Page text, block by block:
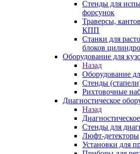
Стенды для
форсунок
Траверсы,
КПП
Станки для
блоков
Оборудование для
Назад
Оборудование
Стенды
Рихтовочные
Диагностическое
Назад
Стенды для
Люфт-детекторы
Установки для